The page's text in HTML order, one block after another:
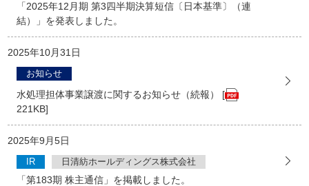
「2025年12月期 第3四半期決算短信〔日本基準〕（連
結）」を発表しました。
2025年10月31日
お知らせ
水処理担体事業譲渡に関するお知らせ（続報） [
221KB]
2025年9月5日
IR 日清紡ホールディングス株式会社
「第183期 株主通信」を掲載しました。